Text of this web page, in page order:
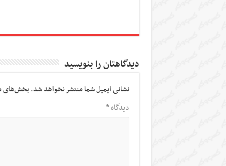
دیدگاهتان را بنویسید
نشانی ایمیل شما منتشر نخواهد شد.بخش‌های
دیدگاه*